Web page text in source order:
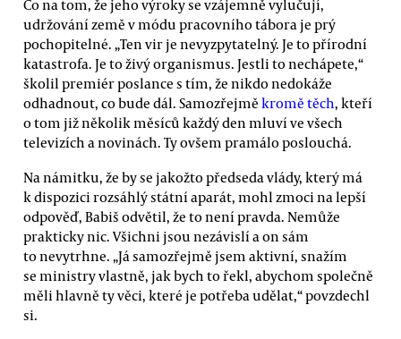
Co na tom, že jeho výroky se vzájemně vylučují,
udržování země v módu pracovního tábora je prý
pochopitelné. „Ten vir je nevyzpytatelný. Je to přírodní
katastrofa. Je to živý organismus. Jestli to nechápete,“
školil premiér poslance s tím, že nikdo nedokáže
odhadnout, co bude dál. Samozřejmě kromě těch, kteří
o tom již několik měsíců každý den mluví ve všech
televizích a novinách. Ty ovšem pramálo poslouchá.
Na námitku, že by se jakožto předseda vlády, který má
k dispozici rozsáhlý státní aparát, mohl zmoci na lepší
odpověď, Babiš odvětil, že to není pravda. Nemůže
prakticky nic. Všichni jsou nezávislí a on sám
to nevytrhne. „Já samozřejmě jsem aktivní, snažím
se ministry vlastně, jak bych to řekl, abychom společně
měli hlavně ty věci, které je potřeba udělat,“ povzdechl
si.